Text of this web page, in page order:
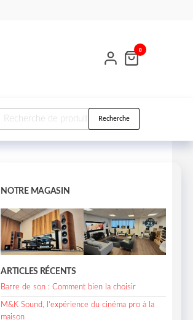
0
Recherche
NOTRE MAGASIN
ARTICLES RÉCENTS
Barre de son : Comment bien la choisir
M&K Sound, l’expérience du cinéma pro à la
maison